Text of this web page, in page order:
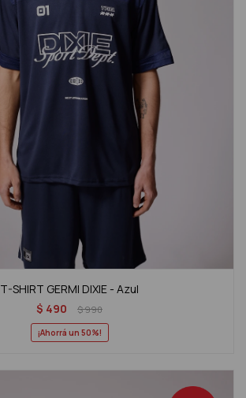
T-SHIRT GERMI DIXIE - Azul
$ 490 $990
50